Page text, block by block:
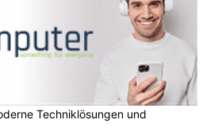
Techniklösungen und